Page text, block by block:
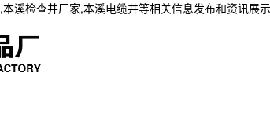
,本溪检查井厂家,本溪电缆井等相关信息发布和资讯展示